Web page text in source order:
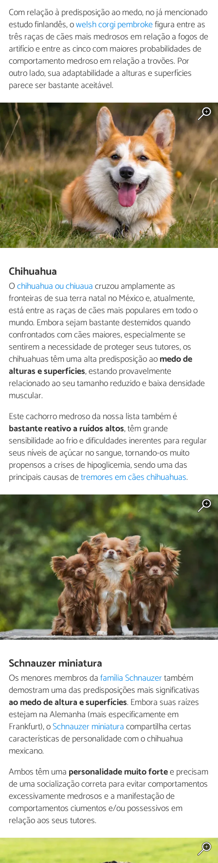
Com relação à predisposição ao medo, no já mencionado
estudo finlandês, owelsh corgi pembrokefigura entre as
três raças de cães mais medrosos em relação a fogos de
artifício e entre as cinco com maiores probabilidades de
comportamento medroso em relação a trovões. Por
outro lado, sua adaptabilidade a alturas e superfícies
parece ser bastante aceitável.
Chihuahua
Ochihuahua ou chiuauacruzou amplamente as
fronteiras de sua terra natal no México e, atualmente,
está entre as raças de cães mais populares em todo o
mundo. Embora sejam bastante destemidos quando
confrontados com cães maiores, especialmente se
sentirem a necessidade de proteger seus tutores, os
chihuahuas têm uma alta predisposição aomedo de
alturas e superfícies, estando provavelmente
relacionado ao seu tamanho reduzido e baixa densidade
muscular.
Este cachorro medroso da nossa lista também é
bastante reativo a ruídos altos, têm grande
sensibilidade ao frio e dificuldades inerentes para regular
seus níveis de açúcar no sangue, tornando-os muito
propensos a crises de hipoglicemia, sendo uma das
principais causas detremores em cães chihuahuas.
Schnauzer miniatura
Os menores membros dafamília Schnauzertambém
demostram uma das predisposições mais significativas
ao medo de altura e superfícies. Embora suas raízes
estejam na Alemanha (mais especificamente em
Frankfurt), oSchnauzer miniaturacompartilha certas
características de personalidade com o chihuahua
mexicano.
Ambos têm uma personalidade muito fortee precisam
de uma socialização correta para evitar comportamentos
excessivamente medrosos e a manifestação de
comportamentos ciumentos e/ou possessivos em
relação aos seus tutores.